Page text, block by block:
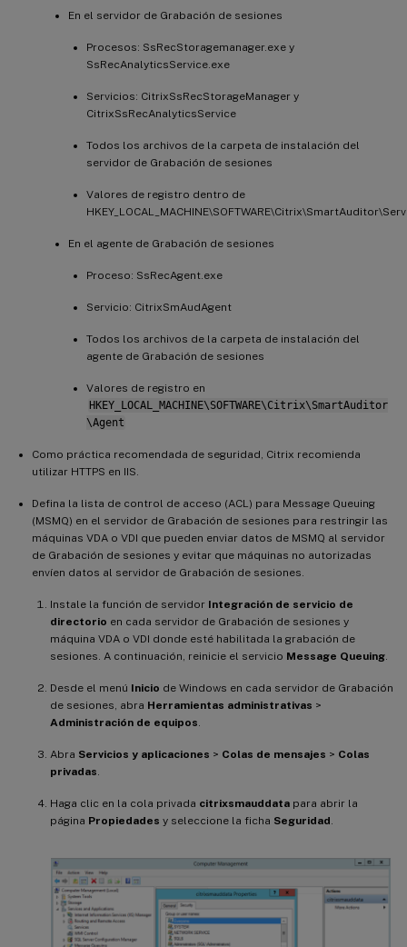
En el servidor de Grabación de sesiones
Procesos: SsRecStoragemanager.exe y
SsRecAnalyticsService.exe
Servicios: CitrixSsRecStorageManager y
CitrixSsRecAnalyticsService
Todos los archivos de la carpeta de instalación del
servidor de Grabación de sesiones
Valores de registro dentro de
En el agente de Grabación de sesiones
Proceso: SsRecAgent.exe
Servicio: CitrixSmAudAgent
Todos los archivos de la carpeta de instalación del
agente de Grabación de sesiones
Valores de registro en
HKEY_LOCAL_MACHINE\SOFTWARE\Citrix\SmartAuditor
\Agent
Como práctica recomendada de seguridad, Citrix recomienda
utilizar HTTPS en IIS.
Defina la lista de control de acceso (ACL) para Message Queuing
(MSMQ) en el servidor de Grabación de sesiones para restringir las
máquinas VDA o VDI que pueden enviar datos de MSMQ al servidor
de Grabación de sesiones y evitar que máquinas no autorizadas
envíen datos al servidor de Grabación de sesiones.
Instale la función de servidor Integración de servicio de
directorio en cada servidor de Grabación de sesiones y
máquina VDA o VDI donde esté habilitada la grabación de
sesiones. A continuación, reinicie el servicio Message Queuing
Desde el menú Inicio de Windows en cada servidor de Grabación
de sesiones, abra Herramientas administrativas >
Administración de equipos
Abra Servicios y aplicaciones > Colas de mensajes > Colas
privadas
Haga clic en la cola privada citrixsmauddata para abrir la
página Propiedades y seleccione la ficha Seguridad